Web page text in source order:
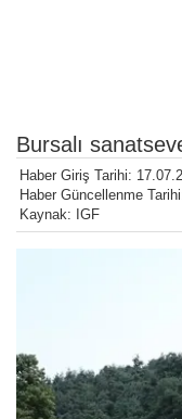
Bursalı
Haber Giriş Tarihi:
Haber Güncellenme
Kaynak: IGF